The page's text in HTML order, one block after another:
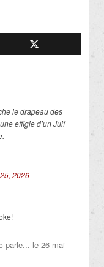
le drapeau des
effigie d’un Juif
2026
parle... le 26 mai